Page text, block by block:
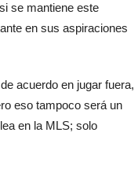
se mantiene este
en sus aspiraciones
acuerdo en jugar fuera,
eso tampoco será un
en la MLS; solo